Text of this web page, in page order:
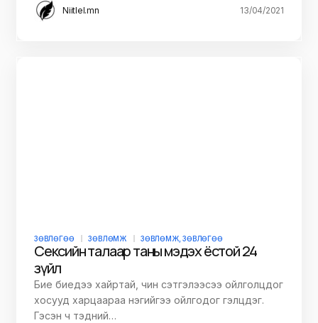
Niitlel.mn 13/04/2021
ЗӨВЛӨГӨӨ ЗӨВЛӨМЖ ЗӨВЛӨМЖ, ЗӨВЛӨГӨӨ
Сексийн талаар таны мэдэх ёстой 24
зүйл
Бие биедээ хайртай, чин сэтгэлээсээ ойлголцдог
хосууд харцаараа нэгийгээ ойлгодог гэлцдэг.
Гэсэн ч тэдний…